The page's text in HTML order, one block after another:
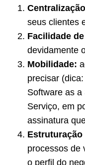
Centralização
seus clientes
Facilidade
devidamente
Mobilidade:
precisar
Software as
Serviço, em
assinatura
Estruturação
processos de
o perfil do